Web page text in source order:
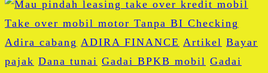
Adira cabang ADIRA FINANCE Artikel Bayar
pajak Dana tunai Gadai BPKB mobil Gadai